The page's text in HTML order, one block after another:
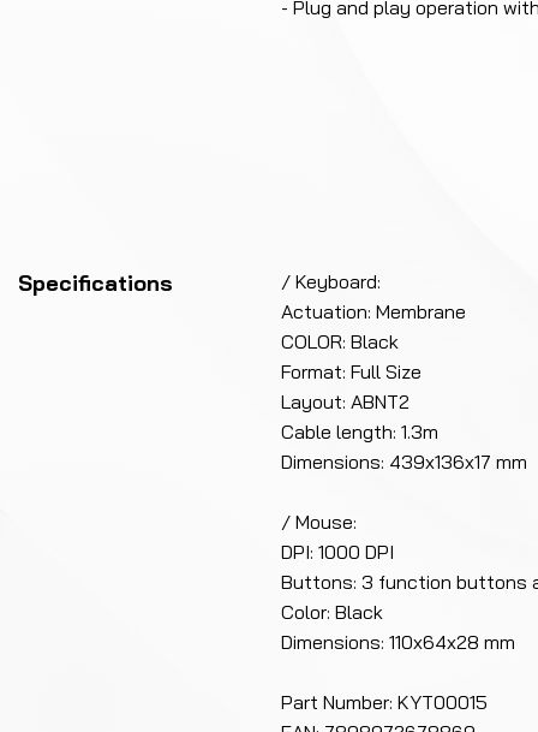
- Plug and play operation
Specifications
/ Keyboard:
Actuation: Membrane
COLOR: Black
Format: Full Size
Layout: ABNT2
Cable length: 1.3m
Dimensions: 439x136x17 mm
/ Mouse:
DPI: 1000 DPI
Buttons: 3 function buttons
Color: Black
Dimensions: 110x64x28 mm
Part Number: KYT00015